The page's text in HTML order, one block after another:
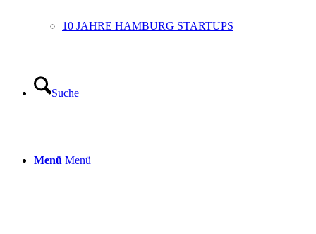
10 JAHRE HAMBURG STARTUPS
Suche
Menü Menü